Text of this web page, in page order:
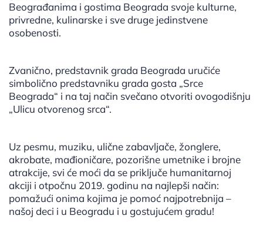
Beograđanima i gostima Beograda svoje kulturne,
privredne, kulinarske i sve druge jedinstvene
osobenosti.
Zvanično, predstavnik grada Beograda uručiće
simbolično predstavniku grada gosta „Srce
Beograda“ i na taj način svečano otvoriti ovogodišnju
„Ulicu otvorenog srca“.
Uz pesmu, muziku, ulične zabavljače, žonglere,
akrobate, mađioničare, pozorišne umetnike i brojne
atrakcije, svi će moći da se priključe humanitarnoj
akciji i otpočnu 2019. godinu na najlepši način:
pomažući onima kojima je pomoć najpotrebnija –
našoj deci i u Beogradu i u gostujućem gradu!